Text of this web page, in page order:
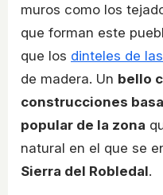
muros como los
que forman este
que los dinteles de
de madera. Un bello
construcciones
popular de la zona
natural en el que se
Sierra del Robledal.